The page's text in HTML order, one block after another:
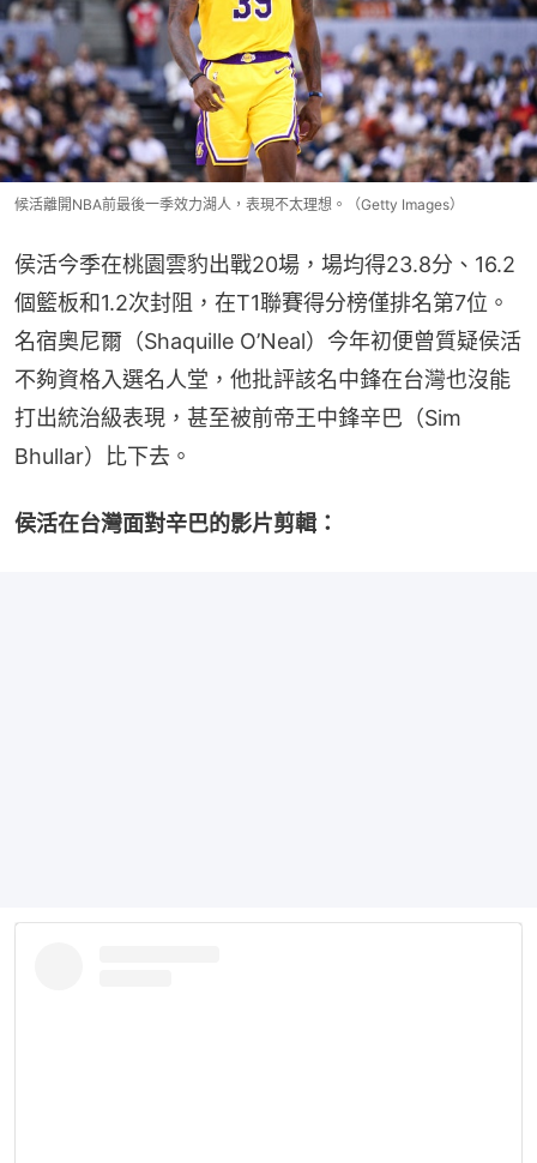
候活離開NBA前最後一季效力湖人，表現不太理想。（Getty Images）
侯活今季在桃園雲豹出戰20場，場均得23.8分、16.2
個籃板和1.2次封阻，在T1聯賽得分榜僅排名第7位。
名宿奧尼爾（Shaquille O’Neal）今年初便曾質疑侯活
不夠資格入選名人堂，他批評該名中鋒在台灣也沒能
打出統治級表現，甚至被前帝王中鋒辛巴（Sim
Bhullar）比下去。
侯活在台灣面對辛巴的影片剪輯：